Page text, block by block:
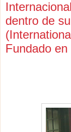
dentro de
Fundado